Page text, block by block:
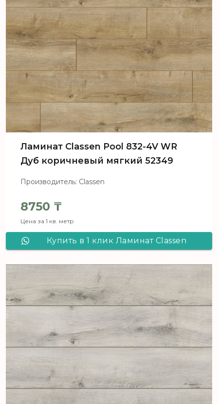
Ламинат Сlassen Pool 832-4V WR
Дуб коричневый мягкий 52349
Производитель: Classen
8750 ₸
Цена за 1 кв. метр
Купить в 1 клик Ламинат Сlassen
мягкий 52349